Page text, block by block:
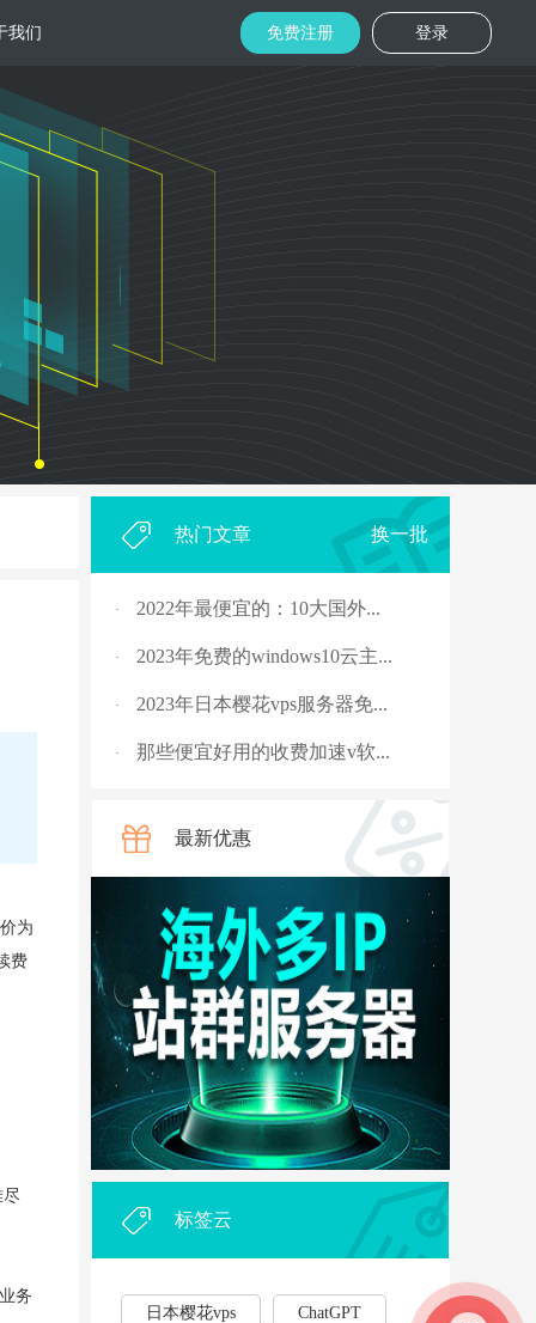
租用 香港机柜租用
海量营销
做到精准
我们 登录
免费注册
为
费
尽
务
热门文章 换一批
· 2022年最便宜的：10大国外...
· 2023年免费的windows10云主...
· 2023年日本樱花vps服务器免...
· 那些便宜好用的收费加速v软...
2023年，国外十大免费服务...
rpc服务器不可用的4种解决...
国外vps 加速免费安装
· 骨灰玩家教你安全搭建“游...
· V2ray节点配置连接后无法科...
· 外贸企业和个人利用vps，能...
2023年云服务器用作游戏挂...
最新优惠
标签云
日本樱花vps ChatGPT